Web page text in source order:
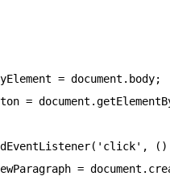
= document . body;
= document .
( 'click' , ( )
= document .